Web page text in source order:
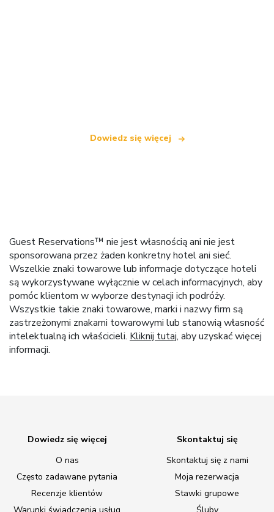
Dowiedz się więcej
Guest Reservations™ nie jest własnością ani nie jest
sponsorowana przez żaden konkretny hotel ani sieć.
Wszelkie znaki towarowe lub informacje dotyczące hoteli
są wykorzystywane wyłącznie w celach informacyjnych, aby
pomóc klientom w wyborze destynacji ich podróży.
Wszystkie takie znaki towarowe, marki i nazwy firm są
zastrzeżonymi znakami towarowymi lub stanowią własność
intelektualną ich właścicieli. Kliknij tutaj, aby uzyskać więcej
informacji.
Dowiedz się więcej
O nas
Często zadawane pytania
Recenzje klientów
Skontaktuj się
Skontaktuj się z nami
Moja rezerwacja
Stawki grupowe